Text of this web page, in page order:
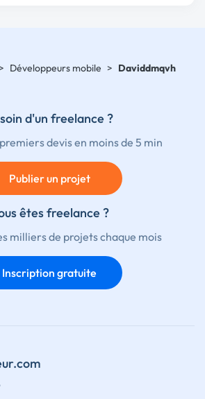
Développeurs mobile > Daviddmqvh
d'un freelance ?
devis en moins de 5 min
Publier un projet
êtes freelance ?
milliers de projets chaque mois
Inscription gratuite